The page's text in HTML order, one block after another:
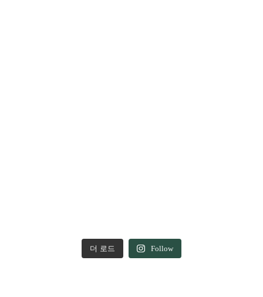
더 로드 Follow